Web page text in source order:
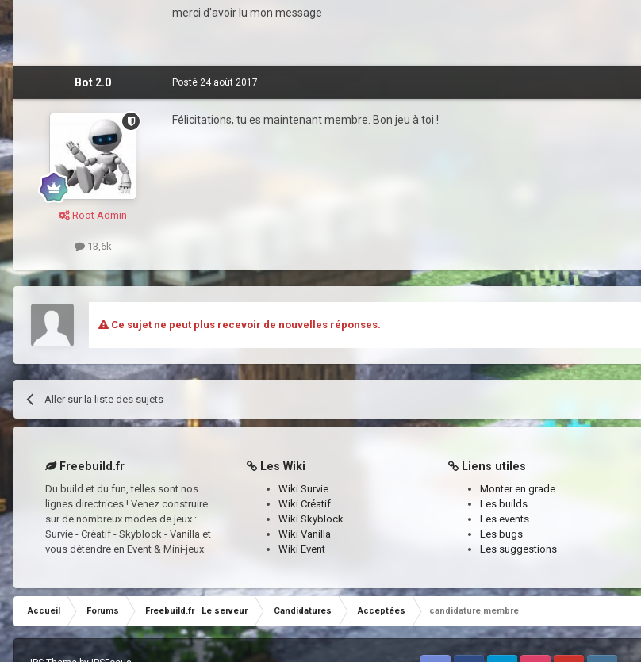
merci d'avoir lu mon message
Bot 2.0
Root Admin
13,6k
Posté 24 août 2017
Félicitations, tu es maintenant membre. Bon jeu à toi !
Ce sujet ne peut plus recevoir de nouvelles réponses.
Aller sur la liste des sujets
Freebuild.fr
Du build et du fun, telles sont nos
lignes directrices ! Venez construire
sur de nombreux modes de jeux :
Survie - Créatif - Skyblock - Vanilla et
vous détendre en Event & Mini-jeux
Les Wiki
Wiki Survie
Wiki Créatif
Wiki Skyblock
Wiki Vanilla
Wiki Event
Liens utiles
Monter en grade
Les builds
Les events
Les bugs
Les suggestions
Accueil Forums Freebuild.fr | Le serveur Candidatures Acceptées candidature membre